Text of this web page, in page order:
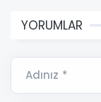
YORUMLAR
Adınız *